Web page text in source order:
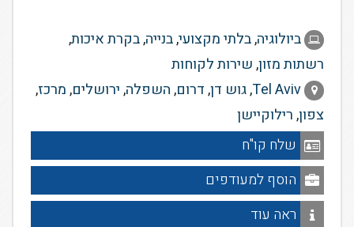
ביולוגיה,בלתי מקצועי,בנייה,בקרת איכות,
רשתות מזון,שירות לקוחות
Tel Aviv
,גוש דן,דרום,השפלה,ירושלים,מרכז,
צפון,רילוקיישן
שלח קו"ח
הוסף למעודפים
ראה עוד